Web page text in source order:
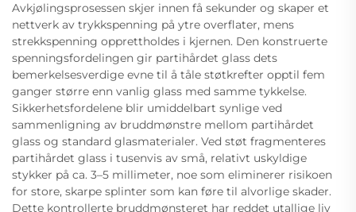
Avkjølingsprosessen skjer innen få sekunder og skaper et
nettverk av trykkspenning på ytre overflater, mens
strekkspenning opprettholdes i kjernen. Den konstruerte
spenningsfordelingen gir partihårdet glass dets
bemerkelsesverdige evne til å tåle støtkrefter opptil fem
ganger større enn vanlig glass med samme tykkelse.
Sikkerhetsfordelene blir umiddelbart synlige ved
sammenligning av bruddmønstre mellom partihårdet
glass og standard glasmaterialer. Ved støt fragmenteres
partihårdet glass i tusenvis av små, relativt uskyldige
stykker på ca. 3–5 millimeter, noe som eliminerer risikoen
for store, skarpe splinter som kan føre til alvorlige skader.
Dette kontrollerte bruddmønsteret har reddet utallige liv